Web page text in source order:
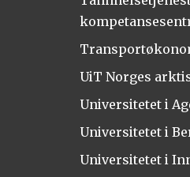
UiT Norges
Universitetet i
Universitetet i
Universitetet i